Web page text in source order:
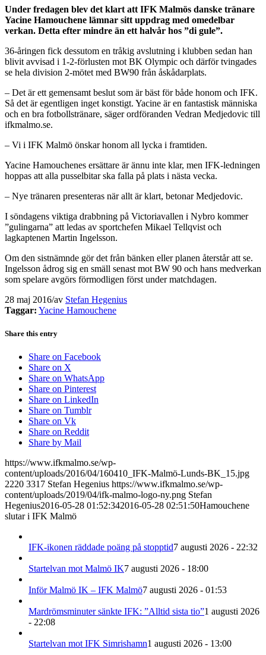
Under fredagen blev det klart att IFK Malmös danske tränare
Yacine Hamouchene lämnar sitt uppdrag med omedelbar
verkan. Detta efter mindre än ett halvår hos ”di gule”.
36-åringen fick dessutom en tråkig avslutning i klubben sedan han
blivit avvisad i 1-2-förlusten mot BK Olympic och därför tvingades
se hela division 2-mötet med BW90 från åskådarplats.
– Det är ett gemensamt beslut som är bäst för både honom och IFK.
Så det är egentligen inget konstigt. Yacine är en fantastisk människa
och en bra fotbollstränare, säger ordföranden Vedran Medjedovic till
ifkmalmo.se.
– Vi i IFK Malmö önskar honom all lycka i framtiden.
Yacine Hamouchenes ersättare är ännu inte klar, men IFK-ledningen
hoppas att alla pusselbitar ska falla på plats i nästa vecka.
– Nye tränaren presenteras när allt är klart, betonar Medjedovic.
I söndagens viktiga drabbning på Victoriavallen i Nybro kommer
”gulingarna” att ledas av sportchefen Mikael Tellqvist och
lagkaptenen Martin Ingelsson.
Om den sistnämnde gör det från bänken eller planen återstår att se.
Ingelsson ådrog sig en smäll senast mot BW 90 och hans medverkan
som spelare avgörs förmodligen först under matchdagen.
28 maj 2016/av Stefan Hegenius
Taggar: Yacine Hamouchene
Share this entry
Share on Facebook
Share on X
Share on WhatsApp
Share on Pinterest
Share on LinkedIn
Share on Tumblr
Share on Vk
Share on Reddit
Share by Mail
https://www.ifkmalmo.se/wp-
content/uploads/2016/04/160410_IFK-Malmö-Lunds-BK_15.jpg
2220 3317 Stefan Hegenius https://www.ifkmalmo.se/wp-
content/uploads/2019/04/ifk-malmo-logo-ny.png Stefan
Hegenius2016-05-28 01:52:342016-05-28 02:51:50Hamouchene
slutar i IFK Malmö
IFK-ikonen räddade poäng på stopptid7 augusti 2026 - 22:32
Startelvan mot Malmö IK7 augusti 2026 - 18:00
Inför Malmö IK – IFK Malmö7 augusti 2026 - 01:53
Mardrömsminuter sänkte IFK: ”Alltid sista tio”1 augusti 2026
- 22:08
Startelvan mot IFK Simrishamn1 augusti 2026 - 13:00